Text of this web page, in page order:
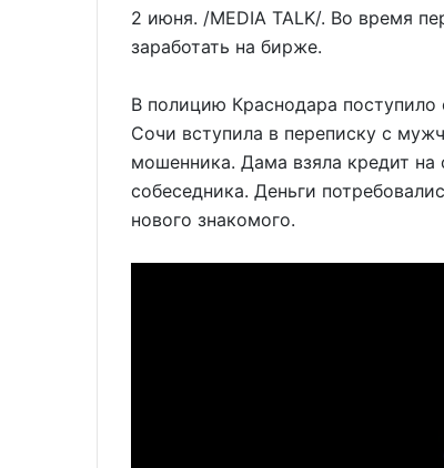
2 июня. /MEDIA TALK/. Во время
заработать на бирже.
В полицию Краснодара
Сочи вступила в переписку с
мошенника. Дама взяла кредит
собеседника. Деньги
нового знакомого.